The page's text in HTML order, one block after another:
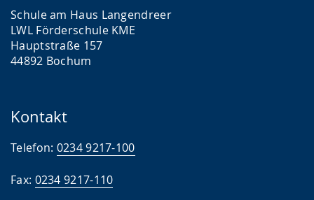
Schule am Haus Langendreer
LWL Förderschule KME
Hauptstraße 157
44892 Bochum
Kontakt
Telefon: 0234 9217-100
Fax: 0234 9217-110